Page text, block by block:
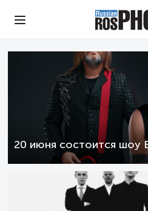
20 июня состоится шоу